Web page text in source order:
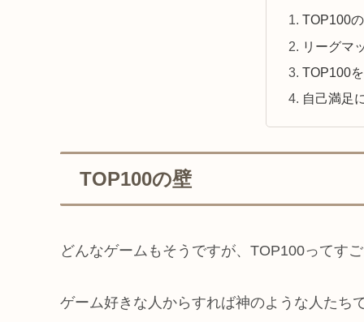
TOP100
リーグマ
TOP100
自己満足
TOP100の壁
どんなゲームもそうですが、TOP100ってす
ゲーム好きな人からすれば神のような人たち